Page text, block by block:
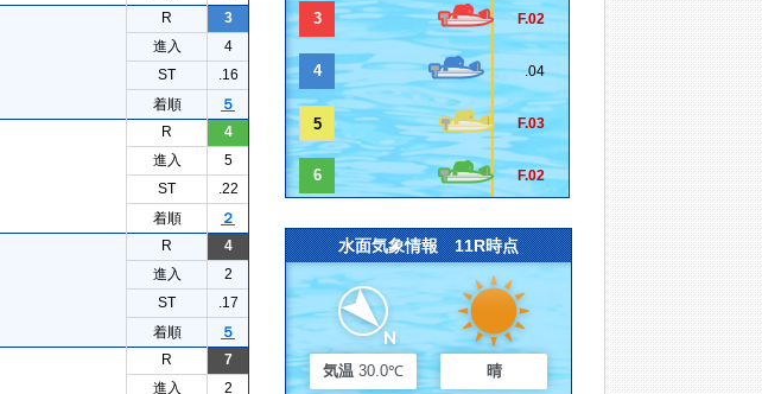
R
3
進入
4
ST
.16
着順
５
R
4
進入
5
ST
.22
着順
２
R
4
進入
2
ST
.17
着順
５
R
7
進入
2
3 F.02
4 .04
5 F.03
6 F.02
水面気象情報 11R時点
気温 30.0℃ 晴